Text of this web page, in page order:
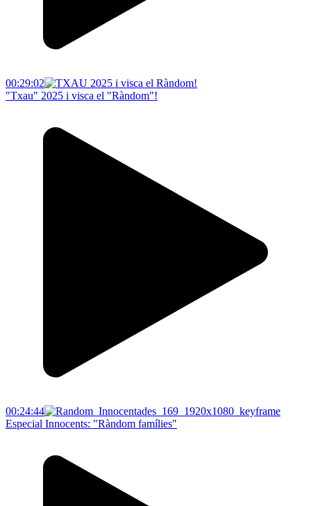
00:29:02
"Txau" 2025 i visca el "Ràndom"!
00:24:44
Especial Innocents: "Ràndom famílies"